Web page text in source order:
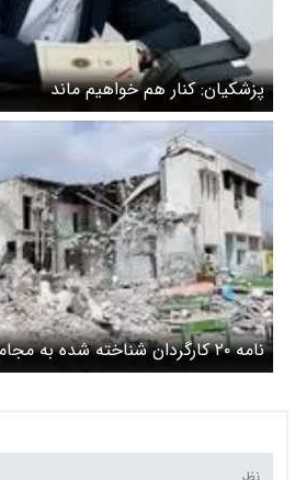
پزشکیان: کنار هم خواهیم ماند
فاجعه میناب